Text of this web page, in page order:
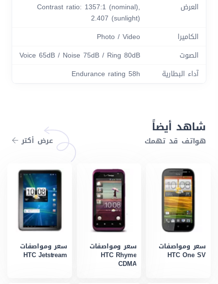
العرض
Contrast ratio: 1357:1 (nominal),
2.407 (sunlight)
الكاميرا
Photo / Video
الصوت
Voice 65dB / Noise 75dB / Ring 80dB
آداء البطارية
Endurance rating 58h
شاهد أيضاً
هواتف قد تهمك عرض أكتر
سعر ومواصفات
HTC One SV
سعر ومواصفات
HTC Rhyme
CDMA
سعر ومواصفات
HTC Jetstream